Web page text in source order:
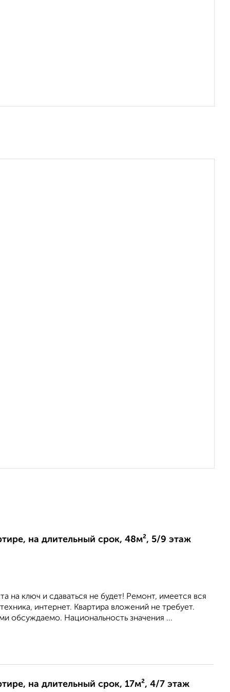
на длительный срок, 48м², 5/9 этаж
на ключ и сдаваться не будет! Ремонт, имеется вся
интернет. Квартира вложений не требует.
обсуждаемо. Национальность значения ...
на длительный срок, 17м², 4/7 этаж